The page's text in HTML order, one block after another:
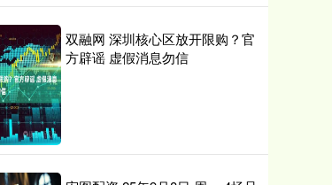
双融网 深圳核心区放开限购？官
方辟谣 虚假消息勿信